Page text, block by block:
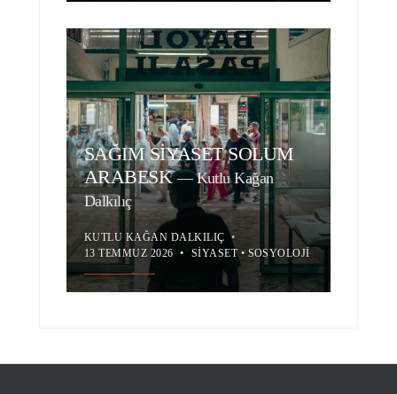
SAĞIM SİYASET SOLUM
ARABESK—Kutlu Kağan
Dalkılıç
KUTLU KAĞAN DALKILIÇ •
13 TEMMUZ 2026 • SIYASET• SOSYOLOJI